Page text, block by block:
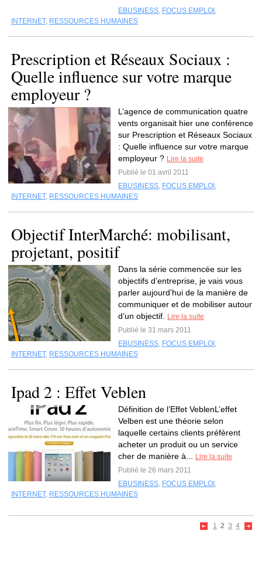
EBUSINESS, FOCUS EMPLOI ,
INTERNET, RESSOURCES HUMAINES
Prescription et Réseaux Sociaux :
Quelle influence sur votre marque
employeur ?
L’agence de communication quatre
vents organisait hier une conférence
sur Prescription et Réseaux Sociaux
: Quelle influence sur votre marque
employeur ? Lire la suite
Publié le 01 avril 2011
EBUSINESS, FOCUS EMPLOI ,
INTERNET, RESSOURCES HUMAINES
Objectif InterMarché: mobilisant,
projetant, positif
Dans la série commencée sur les
objectifs d’entreprise, je vais vous
parler aujourd’hui de la manière de
communiquer et de mobiliser autour
d’un objectif.
Lire la suite
Publié le 31 mars 2011
EBUSINESS, FOCUS EMPLOI ,
INTERNET, RESSOURCES HUMAINES
Ipad 2 : Effet Veblen
Définition de l’Effet VeblenL’effet
Velben est une théorie selon
laquelle certains clients préfèrent
acheter un produit ou un service
cher de manière à...
Lire la suite
Publié le 26 mars 2011
EBUSINESS, FOCUS EMPLOI ,
INTERNET, RESSOURCES HUMAINES
1 2 3 4